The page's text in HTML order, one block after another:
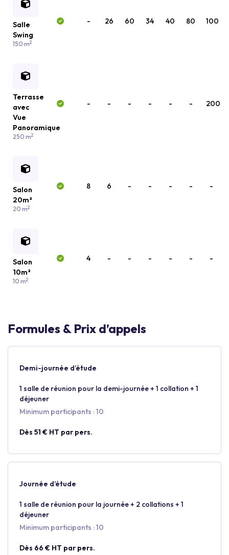
Salle
Swing
150 m2
- 26 60 34 40 80 100
Terrasse
avec
Vue
Panoramique
250 m2
- - - - - - 200
Salon
20m²
20 m2
8 6 - - - - -
Salon
10m²
10 m2
4 - - - - - -
Formules & Prix d’appels
Demi-journée d’étude
1 salle de réunion pour la demi-journée + 1 collation + 1
déjeuner
Minimum participants : 10
Dès 51 € HT par pers.
Journée d’étude
1 salle de réunion pour la journée + 2 collations + 1
déjeuner
Minimum participants : 10
Dès 66 € HT par pers.